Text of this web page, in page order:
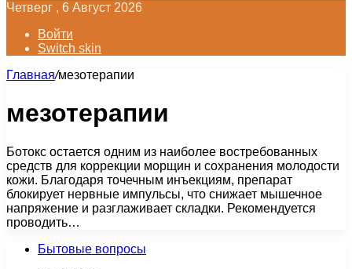
Четверг , 6 Август 2026
Войти
Switch skin
Главная/мезотерапии
мезотерапии
Ботокс остается одним из наиболее востребованных
средств для коррекции морщин и сохранения молодости
кожи. Благодаря точечным инъекциям, препарат
блокирует нервные импульсы, что снижает мышечное
напряжение и разглаживает складки. Рекомендуется
проводить…
Бытовые вопросы